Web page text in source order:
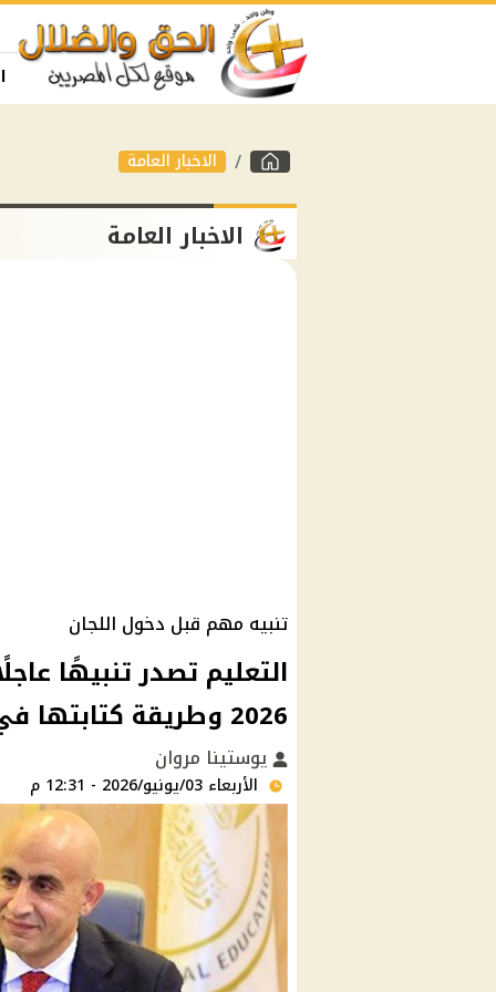
الاخبار العامة
الاخبار العامة
تنبيه مهم قبل دخول اللجان
التعليم تصدر تنبيهًا
2026 وطريقة كتابتها في الامتحان
يوستينا مروان
الأربعاء 03/يونيو/2026 - 12:31 م